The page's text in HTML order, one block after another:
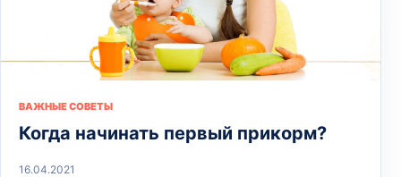
ВАЖНЫЕ СОВЕТЫ
Когда начинать первый прикорм?
16.04.2021